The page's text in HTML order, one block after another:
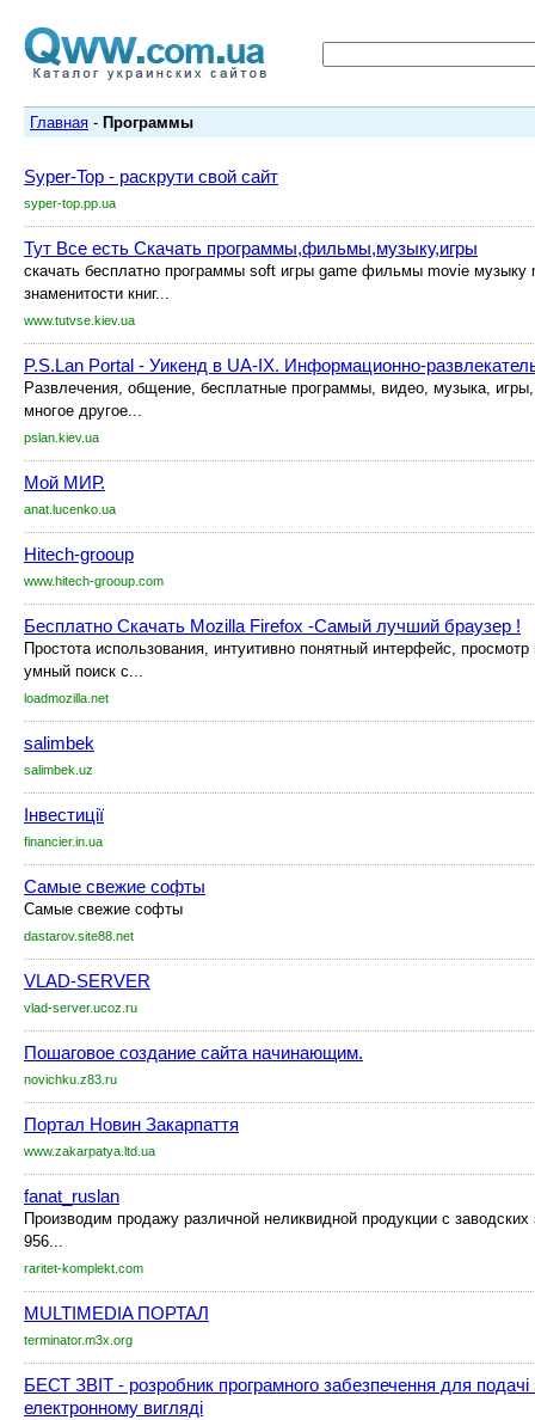
Главная - Программы
Syper-Top - раскрути свой сайт
syper-top.pp.ua
Тут Все есть Скачать программы,фильмы,музыку,игры
скачать бесплатно программы soft игры game фильмы movie музыку
знаменитости книг...
www.tutvse.kiev.ua
P.S.Lan Portal - Уикенд в UA-IX. Информационно-
Развлечения, общение, бесплатные программы, видео, музыка,
многое другое...
pslan.kiev.ua
Мой МИР.
anat.lucenko.ua
Hitech-grooup
www.hitech-grooup.com
Бесплатно Скачать Mozilla Firefox -Самый лучший браузер !
Простота использования, интуитивно понятный интерфейс,
умный поиск с...
loadmozilla.net
salimbek
salimbek.uz
Інвестиції
financier.in.ua
Самые свежие софты
Самые свежие софты
dastarov.site88.net
VLAD-SERVER
vlad-server.ucoz.ru
Пошаговое создание сайта начинающим.
novichku.z83.ru
Портал Новин Закарпаття
www.zakarpatya.ltd.ua
fanat_ruslan
Производим продажу различной неликвидной продукции c заводских
956...
raritet-komplekt.com
MULTIMEDIA ПОРТАЛ
terminator.m3x.org
БЕСТ ЗВІТ - розробник програмного забезпечення для подачі
електронному вигляді